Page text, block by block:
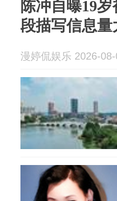
陈冲自曝19
段描写信息量
漫婷侃娱乐 2026-08-